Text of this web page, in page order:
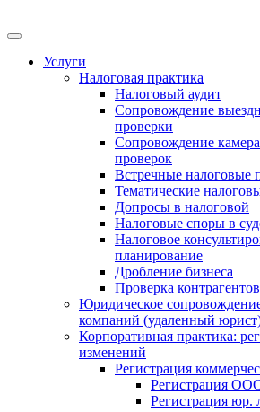
Меню
Услуги
Налоговая практика
Налоговый аудит
Сопровождение
проверки
Сопровождение
проверок
Встречные налоговые
Тематические
Допросы в налоговой
Налоговые споры в
Налоговое
планирование
Дробление бизнеса
Проверка контрагентов
Юридическое
компаний (удаленный
Корпоративная практика:
изменений
Регистрация
Регистрация
Регистрация юр.